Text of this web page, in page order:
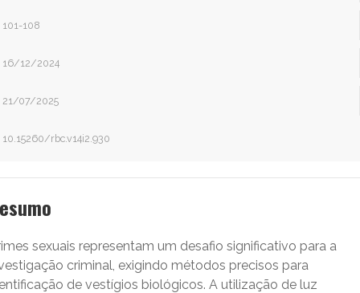
101-108
16/12/2024
21/07/2025
10.15260/rbc.v14i2.930
sexuais representam um desafio significativo para a
criminal, exigindo métodos precisos para
de vestígios biológicos. A utilização de luz